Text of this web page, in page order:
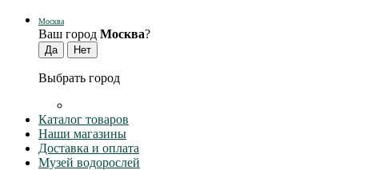
Москва
Ваш город Москва?
Выбрать город
Каталог товаров
Наши магазины
Доставка и оплата
Музей водорослей